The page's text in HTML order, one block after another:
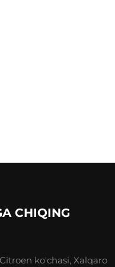
CHIQING
Citroen ko'chasi, Xalqaro